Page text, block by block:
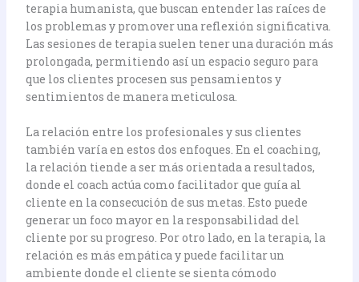
terapia humanista, que buscan entender las raíces de
los problemas y promover una reflexión significativa.
Las sesiones de terapia suelen tener una duración más
prolongada, permitiendo así un espacio seguro para
que los clientes procesen sus pensamientos y
sentimientos de manera meticulosa.
La relación entre los profesionales y sus clientes
también varía en estos dos enfoques. En el coaching,
la relación tiende a ser más orientada a resultados,
donde el coach actúa como facilitador que guía al
cliente en la consecución de sus metas. Esto puede
generar un foco mayor en la responsabilidad del
cliente por su progreso. Por otro lado, en la terapia, la
relación es más empática y puede facilitar un
ambiente donde el cliente se sienta cómodo